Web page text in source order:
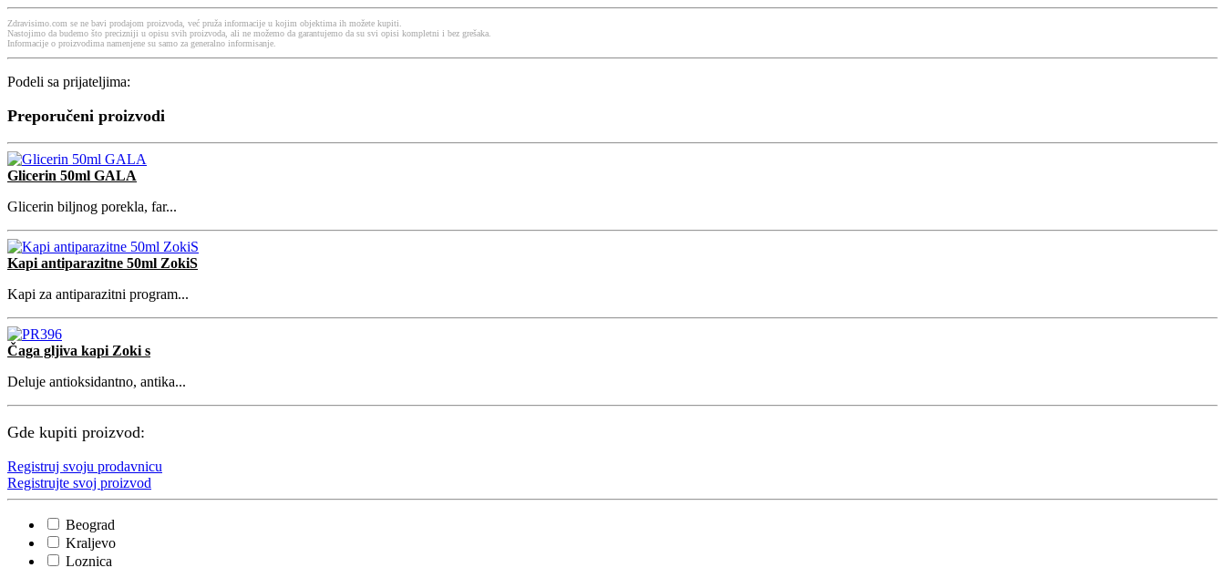
Zdravisimo.com se ne bavi prodajom proizvoda, već pruža informacije u kojim objektima ih možete kupiti.
Nastojimo da budemo što precizniji u opisu svih proizvoda, ali ne možemo da garantujemo da su svi opisi kompletni i bez grešaka.
Informacije o proizvodima namenjene su samo za generalno informisanje.
Podeli sa prijateljima:
Preporučeni proizvodi
Glicerin 50ml GALA
Glicerin biljnog porekla, far...
Kapi antiparazitne 50ml ZokiS
Kapi za antiparazitni program...
Čaga gljiva kapi Zoki s
Deluje antioksidantno, antika...
Gde kupiti proizvod:
Registruj svoju prodavnicu
Registrujte svoj proizvod
Beograd
Kraljevo
Loznica